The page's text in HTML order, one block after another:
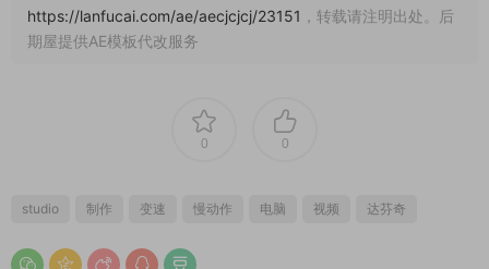
https://lanfucai.com/ae/aecjcjcj/23151 ，转载请注明出处。后
期屋提供AE模板代改服务
0 0
studio 制作 变速 慢动作 电脑 视频 达芬奇